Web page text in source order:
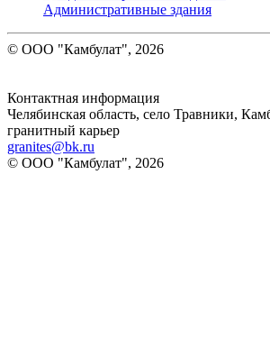
Административные здания
© ООО "Камбулат", 2026
Контактная информация
Челябинская область, село Травники,
гранитный карьер
granites@bk.ru
© ООО "Камбулат", 2026